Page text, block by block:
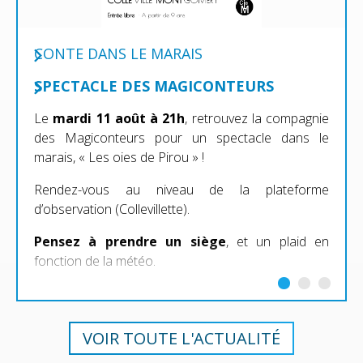
CONTE DANS LE MARAIS
SPECTACLE DES MAGICONTEURS
Le mardi 11 août à 21h, retrouvez la compagnie
des Magiconteurs pour un spectacle dans le
marais, « Les oies de Pirou » !
Rendez-vous au niveau de la plateforme
d’observation (Collevillette).
Pensez à prendre un siège, et un plaid en
fonction de la météo.
VOIR TOUTE L'ACTUALITÉ